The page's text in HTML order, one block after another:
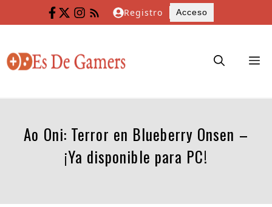
al
Registro Acceso
Ao Oni: Terror en Blueberry Onsen –
¡Ya disponible para PC!